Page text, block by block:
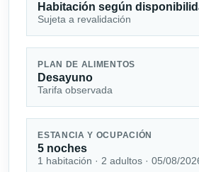
Habitación según
Sujeta a revalidación
PLAN DE ALIMENTOS
Desayuno
Tarifa observada
ESTANCIA Y OCUPACIÓN
5 noches
1 habitación · 2 adultos · 05/08/